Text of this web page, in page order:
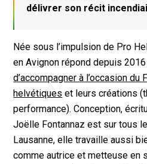
délivrer son récit
Née sous l’impulsion de Pro
en Avignon répond depuis
d’accompagner à l’occasion
helvétiques et leurs créations
performance). Conception,
Joëlle Fontannaz est sur tous
Lausanne, elle travaille aussi
comme autrice et metteuse en